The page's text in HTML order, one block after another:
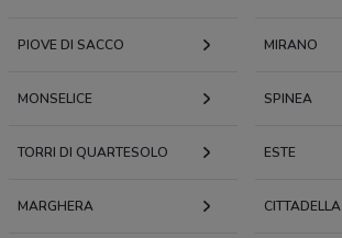
PIOVE DI SACCO MIRANO
MONSELICE SPINEA
TORRI DI QUARTESOLO ESTE
MARGHERA CITTADELLA